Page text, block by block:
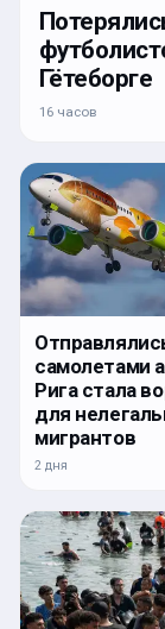
Гётеборге
16 часов
самолетами
Рига стала
для
мигрантов
2 дня